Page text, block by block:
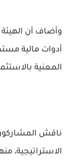
وأضاف أن الهيئة
أدوات مالية
المعنية
ناقش
الاستراتيجية،